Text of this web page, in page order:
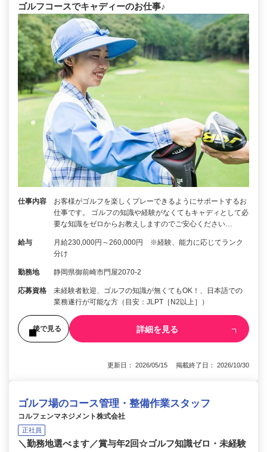
ゴルフコースでキャディーのお仕事♪
仕事内容
お客様がゴルフを楽しくプレーできるようにサポートするお
仕事です。 ゴルフの知識や経験がなくてもキャディとして必
要な知識をゼロからお教えしますのでご安心ください…
給与
月給230,000円～260,000円 ※経験、能力に応じてランク
分け
勤務地 静岡県御前崎市門屋2070-2
応募資格
未経験者歓迎、ゴルフの知識が無くてもOK！、日本語での
業務遂行が可能な方（目安：JLPT［N2以上］）
後で見る 詳細を見る
更新日： 2026/05/15 掲載終了日： 2026/10/30
ゴルフ場のコース管理・整備作業スタッフ
コルフェンマネジメント株式会社
正社員
＼勤務地選べます／賞与年2回☆ゴルフ知識ゼロ・未経験